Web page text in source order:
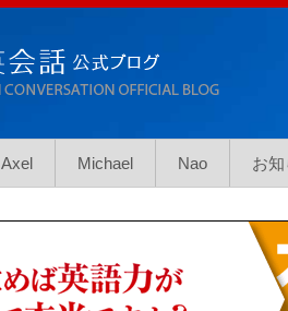
Axel Michael Nao お